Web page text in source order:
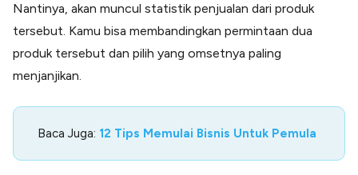
Nantinya, akan muncul statistik penjualan dari produk
tersebut. Kamu bisa membandingkan permintaan dua
produk tersebut dan pilih yang omsetnya paling
menjanjikan.
Baca Juga: 12 Tips Memulai Bisnis Untuk Pemula